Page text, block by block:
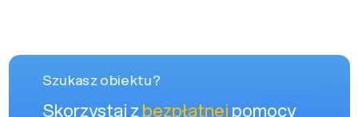
Szukasz obiektu?
Skorzystaj zbezpłatnejpomocy